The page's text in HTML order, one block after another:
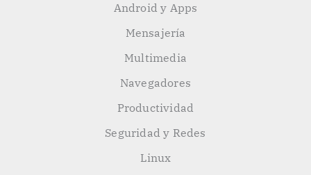
Android y Apps
Mensajería
Multimedia
Navegadores
Productividad
Seguridad y Redes
Linux